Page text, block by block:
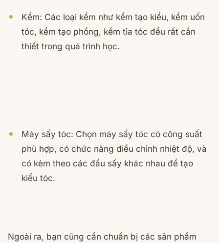
Kềm: Các loại kềm như kềm tạo kiểu, kềm uốn
tóc, kềm tạo phồng, kềm tỉa tóc đều rất cần
thiết trong quá trình học.
Máy sấy tóc: Chọn máy sấy tóc có công suất
phù hợp, có chức năng điều chỉnh nhiệt độ, và
có kèm theo các đầu sấy khác nhau để tạo
kiểu tóc.
Ngoài ra, bạn cũng cần chuẩn bị các sản phẩm